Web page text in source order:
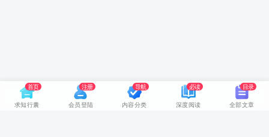
求知行囊
首页
会员登陆
注册
内容分类
导航
深度阅读
必读
全部文章
目录